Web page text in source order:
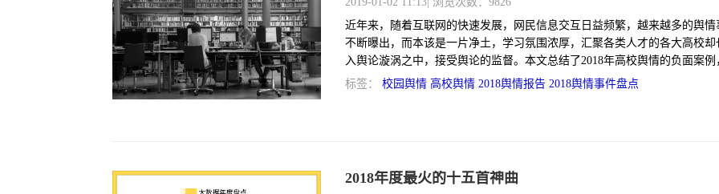
近年来，随着互联网的快速发展，网民信息交互日益频繁，越来越多的舆情
不断曝出，而本该是一片净土，学习氛围浓厚，汇聚各类人才的各大高校却
入舆论漩涡之中，接受舆论的监督。本文总结了2018年高校舆情的负面案例
能从中汲取教训。
标签： 校园舆情 高校舆情 2018舆情报告 2018舆情事件盘点
2018年度最火的十五首神曲